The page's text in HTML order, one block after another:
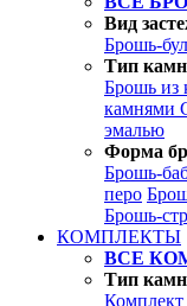
Вид
Брошь-
Тип
Брошь из
камнями
эмалью
Форма
Брошь-
перо
Брошь-
КОМПЛЕКТЫ
ВСЕ
Тип
Комплект